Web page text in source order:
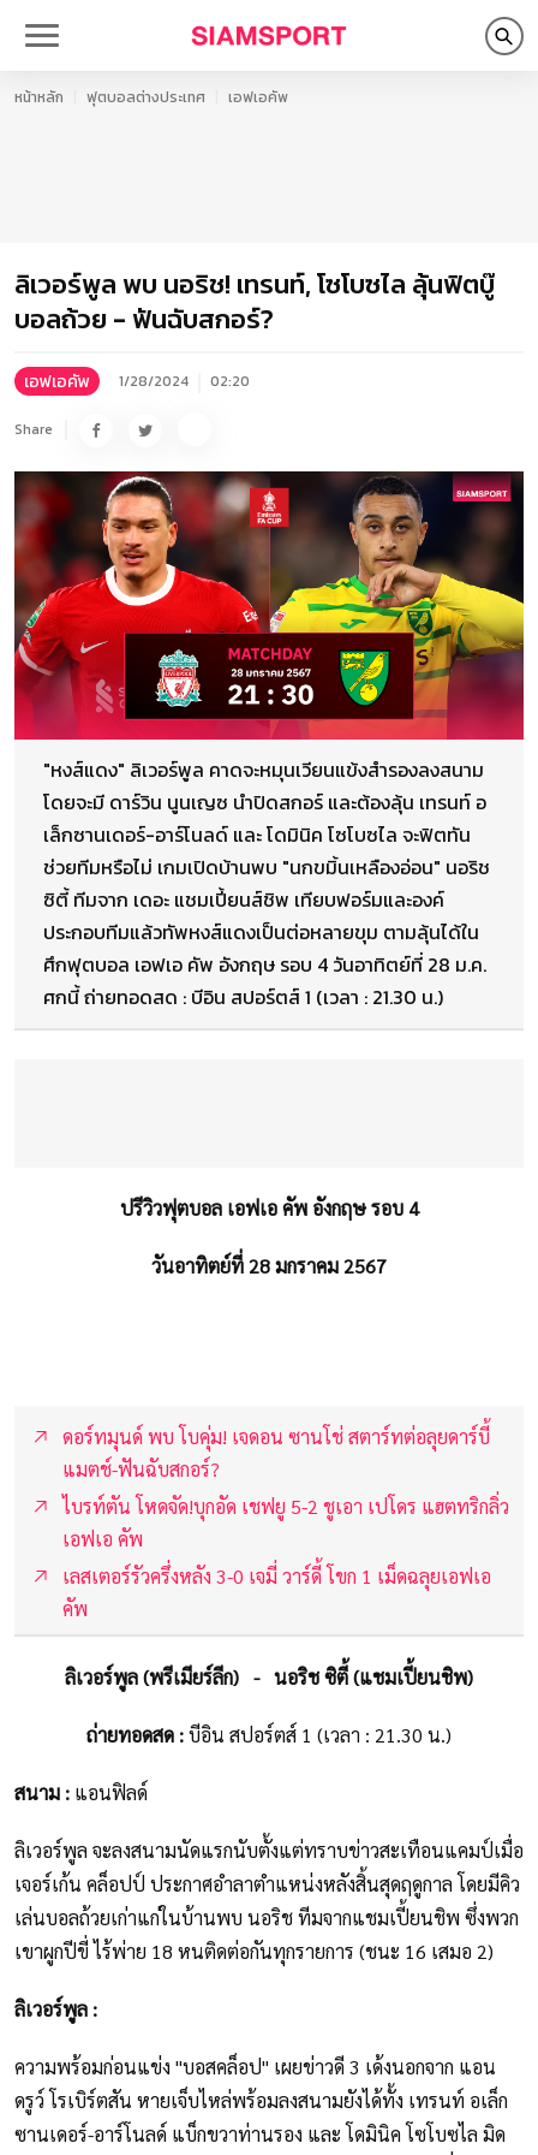
หน้าหลัก ฟุตบอลต่างประเทศ เอฟเอคัพ
ลิเวอร์พูล พบ นอริช! เทรนท์, โซโบซไล ลุ้นฟิตบู๊
บอลถ้วย - ฟันฉับสกอร์?
เอฟเอคัพ 1/28/2024 02:20
Share
"หงส์แดง" ลิเวอร์พูล คาดจะหมุนเวียนแข้งสำรองลงสนาม
โดยจะมี ดาร์วิน นูนเญซ นำปิดสกอร์ และต้องลุ้น เทรนท์ อ
เล็กซานเดอร์-อาร์โนลด์ และ โดมินิค โซโบซไล จะฟิตทัน
ช่วยทีมหรือไม่ เกมเปิดบ้านพบ "นกขมิ้นเหลืองอ่อน" นอริช
ซิตี้ ทีมจาก เดอะ แชมเปี้ยนส์ชิพ เทียบฟอร์มและองค์
ประกอบทีมแล้วทัพหงส์แดงเป็นต่อหลายขุม ตามลุ้นได้ใน
ศึกฟุตบอล เอฟเอ คัพ อังกฤษ รอบ 4 วันอาทิตย์ที่ 28 ม.ค.
ศกนี้ ถ่ายทอดสด : บีอิน สปอร์ตส์ 1 (เวลา : 21.30 น.)
ปรีวิวฟุตบอล เอฟเอ คัพ อังกฤษ รอบ 4
วันอาทิตย์ที่ 28 มกราคม 2567
ดอร์ทมุนด์ พบ โบคุ่ม! เจดอน ซานโช่ สตาร์ทต่อลุยดาร์บี้
แมตช์-ฟันฉับสกอร์?
ไบรท์ตัน โหดจัด!บุกอัด เชฟยู 5-2 ชูเอา เปโดร แฮตทริกลิ่ว
เอฟเอ คัพ
เลสเตอร์รัวครึ่งหลัง 3-0 เจมี่ วาร์ดี้ โขก 1 เม็ดฉลุยเอฟเอ
คัพ
ลิเวอร์พูล (พรีเมียร์ลีก) - นอริช ซิตี้ (แชมเปี้ยนชิพ)
ถ่ายทอดสด :บีอิน สปอร์ตส์ 1 (เวลา : 21.30 น.)
สนาม : แอนฟิลด์
ลิเวอร์พูล จะลงสนามนัดแรกนับตั้งแต่ทราบข่าวสะเทือนแคมป์เมื่อ
เจอร์เก้น คล็อปป์ ประกาศอำลาตำแหน่งหลังสิ้นสุดฤดูกาล โดยมีคิว
เล่นบอลถ้วยเก่าแก่ในบ้านพบ นอริช ทีมจากแชมเปี้ยนชิพ ซึ่งพวก
เขาผูกปีขี่ ไร้พ่าย 18 หนติดต่อกันทุกรายการ (ชนะ 16 เสมอ 2)
ลิเวอร์พูล :
ความพร้อมก่อนแข่ง "บอสคล็อป" เผยข่าวดี 3 เด้งนอกจาก แอน
ดรูว์ โรเบิร์ตสัน หายเจ็บไหล่พร้อมลงสนามยังได้ทั้ง เทรนท์ อเล็ก
ซานเดอร์-อาร์โนลด์ แบ็กขวาท่านรอง และ โดมินิค โซโบซไล มิด